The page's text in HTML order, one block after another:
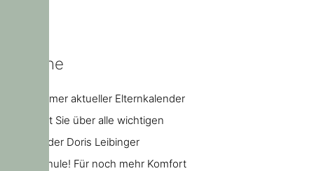
Termine
Unser immer aktueller Elternkalender
informiert Sie über alle wichtigen
Termine der Doris Leibinger
Grundschule! Für noch mehr Komfort